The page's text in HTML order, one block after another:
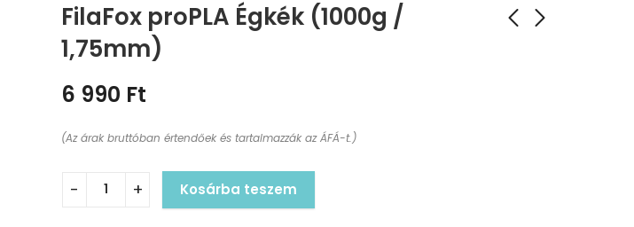
FilaFox proPLA Égkék (1000g /
1,75mm)
6 990 Ft
(Az árak bruttóban értendőek és tartalmazzák az ÁFÁ-t.)
Kosárba teszem